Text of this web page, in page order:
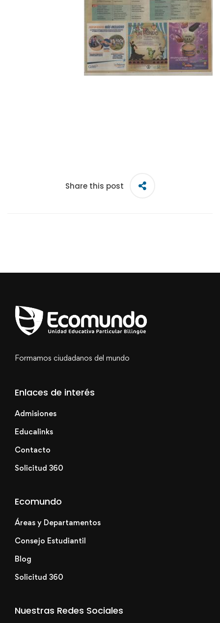
Share this post
Formamos ciudadanos del mundo
Enlaces de interés
Admisiones
Educalinks
Contacto
Solicitud 360
Ecomundo
Áreas y Departamentos
Consejo Estudiantil
Blog
Solicitud 360
Nuestras Redes Sociales